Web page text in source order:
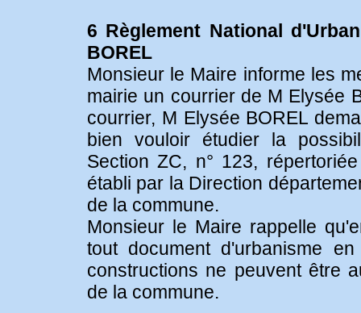
6 Règlement National
BOREL
Monsieur le Maire informe les
mairie un courrier de M Elysée
courrier, M Elysée BOREL
bien vouloir étudier la
Section ZC, n° 123,
établi par la Direction
de la commune.
Monsieur le Maire rappelle
tout document d'urbanisme
constructions ne peuvent être
de la commune.